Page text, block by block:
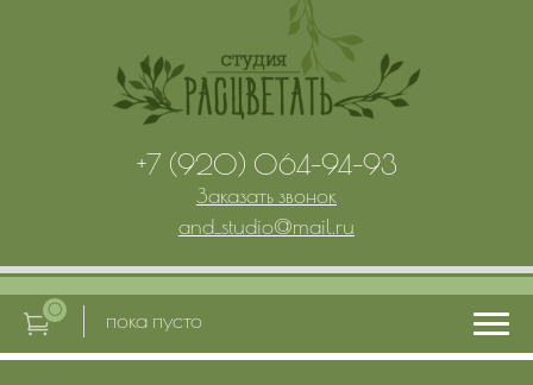
+7 (920) 064-94-93
Заказать звонок
and_studio@mail.ru
0 пока пусто